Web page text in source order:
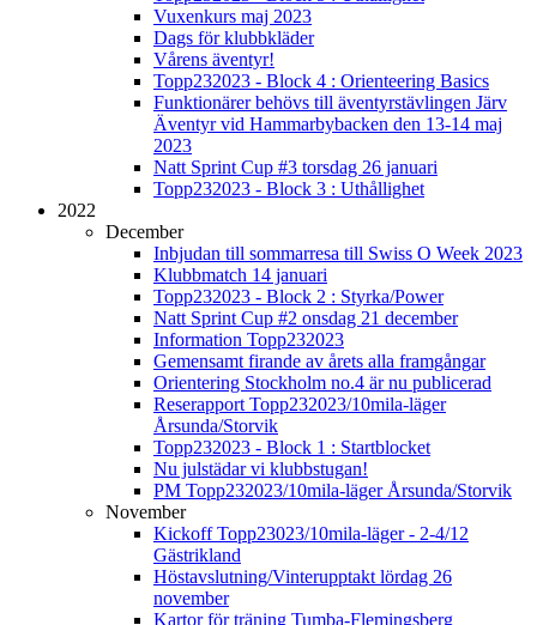
Vuxenkurs maj 2023
Dags för klubbkläder
Vårens äventyr!
Topp232023 - Block 4 : Orienteering Basics
Funktionärer behövs till äventyrstävlingen Järv
Äventyr vid Hammarbybacken den 13-14 maj
2023
Natt Sprint Cup #3 torsdag 26 januari
Topp232023 - Block 3 : Uthållighet
2022
December
Inbjudan till sommarresa till Swiss O Week 2023
Klubbmatch 14 januari
Topp232023 - Block 2 : Styrka/Power
Natt Sprint Cup #2 onsdag 21 december
Information Topp232023
Gemensamt firande av årets alla framgångar
Orientering Stockholm no.4 är nu publicerad
Reserapport Topp232023/10mila-läger
Årsunda/Storvik
Topp232023 - Block 1 : Startblocket
Nu julstädar vi klubbstugan!
PM Topp232023/10mila-läger Årsunda/Storvik
November
Kickoff Topp23023/10mila-läger - 2-4/12
Gästrikland
Höstavslutning/Vinterupptakt lördag 26
november
Kartor för träning Tumba-Flemingsberg